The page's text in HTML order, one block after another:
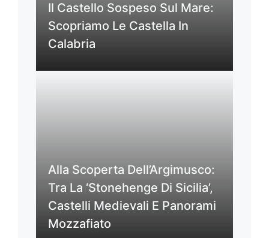
Il Castello Sospeso Sul Mare:
Scopriamo Le Castella In
Calabria
Alla Scoperta Dell’Argimusco:
Tra La ‘Stonehenge Di Sicilia’,
Castelli Medievali E Panorami
Mozzafiato